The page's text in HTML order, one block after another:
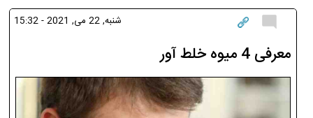
شنبه, 22 می, 2021 - 15:32
معرفی 4 میوه خلط آور